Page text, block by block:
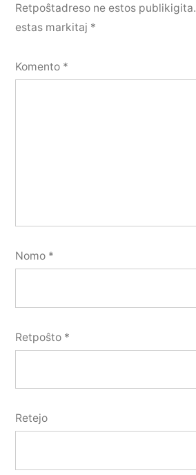
Retpoŝtadreso ne estos publikigita.
estas markitaj *
Komento *
Nomo *
Retpoŝto *
Retejo